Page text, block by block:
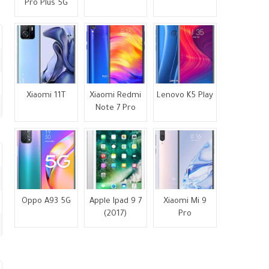
Pro Plus 5G
Xiaomi 11T
Xiaomi Redmi
Note 7 Pro
Lenovo K5 Play
Oppo A93 5G
Apple Ipad 9 7
(2017)
Xiaomi Mi 9
Pro